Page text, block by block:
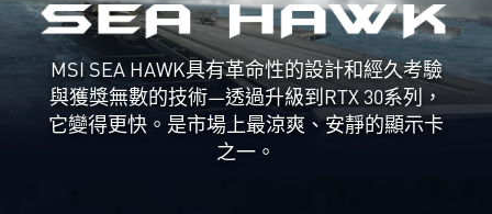
MSI SEA HAWK具有革命性的設計和經久考驗
與獲獎無數的技術—透過升級到RTX 30系列，
它變得更快。是市場上最涼爽、安靜的顯示卡
之一。